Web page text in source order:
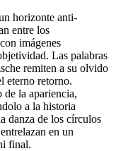
horizonte anti-
entre los
imágenes
Las palabras
remiten a su olvido
eterno retorno.
la apariencia,
a la historia
danza de los círculos
en un
final.